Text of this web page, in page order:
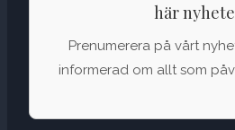
här
Prenumerera på vårt
informerad om allt som